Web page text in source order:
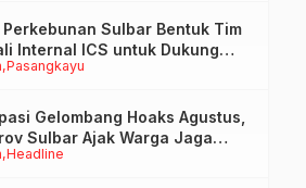
Pasangkayu
Perkebunan Sulbar Bentuk Tim
Internal ICS untuk Dukung
ISPO Pekebun di
Headline
Gelombang Hoaks Agustus,
Sulbar Ajak Warga Jaga
Digital